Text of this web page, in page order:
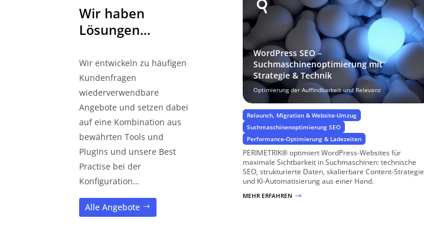
Wir haben
Lösungen…
Wir entwickeln zu häufigen
Kundenfragen
wiederverwendbare
Angebote und setzen dabei
auf eine Kombination aus
bewährten Tools und
PlugIns und unsere Best
Practise bei der
Konfiguration…
Alle Angebote
WordPress SEO –
Suchmaschinenoptimierung mit
Strategie & Technik
Optimierung der Auffindbarkeit und Relevanz
Relaunch, Migration & Website-Umzug
Suchmaschinenoptimierung SEO
Performance-Optimierung & Ladezeiten
PERIMETRIK® optimiert WordPress-Websites für
maximale Sichtbarkeit in Suchmaschinen: technische
SEO, strukturierte Daten, skalierbare Content-Strategie
und KI-Automatisierung aus einer Hand.
MEHR ERFAHREN $